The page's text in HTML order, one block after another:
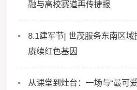
融与高校赛道再传捷报
8.1建军节| 世茂服务东南区域
赓续红色基因
从课堂到灶台：一场与“最可